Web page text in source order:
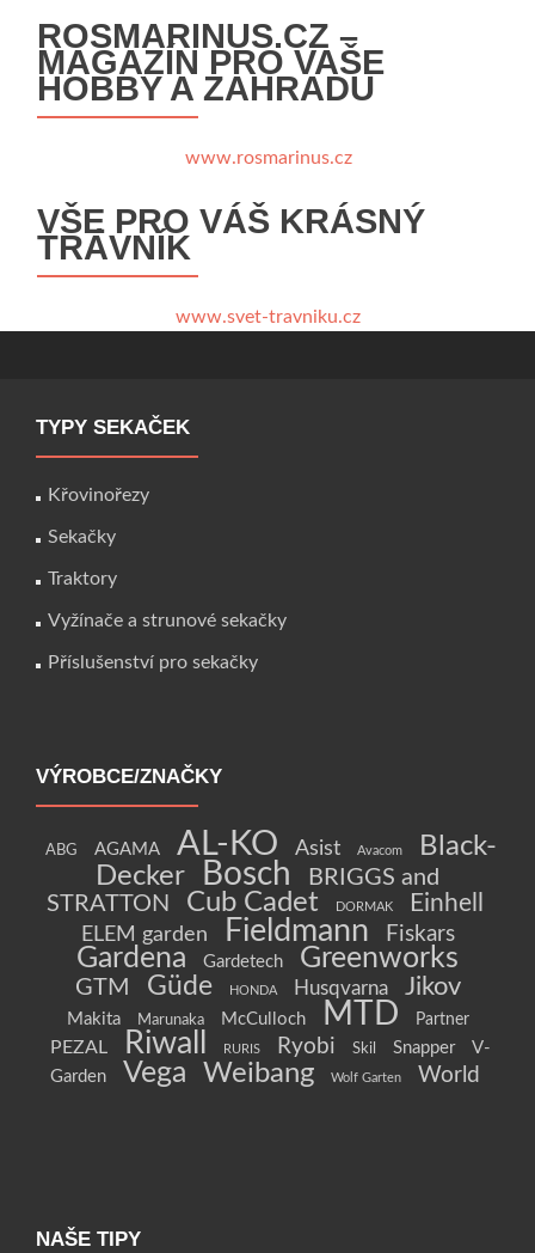
ROSMARINUS.CZ –
MAGAZÍN PRO VAŠE
HOBBY A ZAHRADU
www.rosmarinus.cz
VŠE PRO VÁŠ KRÁSNÝ
TRÁVNÍK
www.svet-travniku.cz
TYPY SEKAČEK
Křovinořezy
Sekačky
Traktory
Vyžínače a strunové sekačky
Příslušenství pro sekačky
VÝROBCE/ZNAČKY
ABG AGAMA AL-KO Asist Avacom
Black-
Decker
Bosch
BRIGGS and
STRATTON
Cub Cadet DORMAK Einhell
ELEM garden Fieldmann Fiskars
Gardena Gardetech Greenworks
GTM Güde HONDA Husqvarna Jikov
Makita Marunaka McCulloch MTD Partner
PEZAL Riwall RURIS Ryobi Skil Snapper
V-
Garden
Vega Weibang Wolf Garten World
NAŠE TIPY